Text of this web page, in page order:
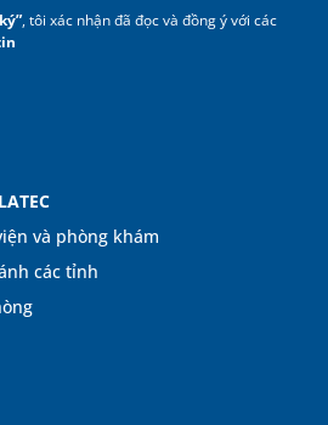
và phòng khám
các tỉnh
, tôi xác nhận đã đọc và đồng ý với các